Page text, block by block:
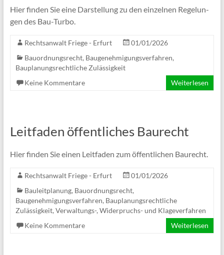
Hier fin­den Sie eine Dar­stel­lung zu den ein­zel­nen Rege­lun­
gen des Bau-Turbo.
Rechtsanwalt Friege - Erfurt
01/01/2026
Bauordnungsrecht, Baugenehmigungsverfahren,
Bauplanungsrechtliche Zulässigkeit
Keine Kommentare
Weiterlesen
Leitfaden öffentliches Baurecht
Hier fin­den Sie einen Leit­fa­den zum öffent­li­chen Baurecht.
Rechtsanwalt Friege - Erfurt
01/01/2026
Bauleitplanung, Bauordnungsrecht,
Baugenehmigungsverfahren, Bauplanungsrechtliche
Zulässigkeit, Verwaltungs-, Widerpruchs- und Klageverfahren
Keine Kommentare
Weiterlesen